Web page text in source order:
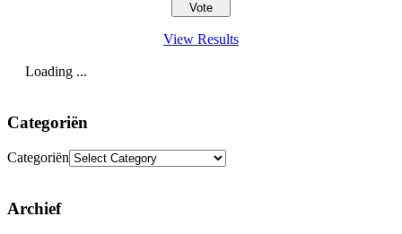
View Results
Loading ...
Categoriën
Categoriën
Archief